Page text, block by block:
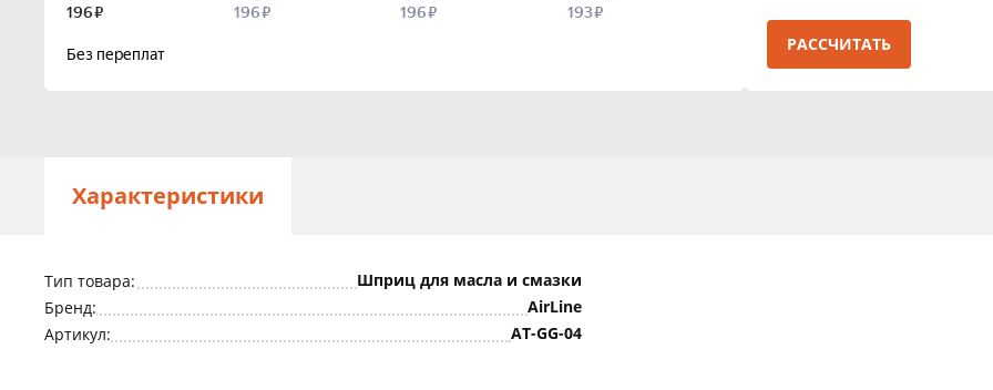
РАССЧИТАТЬ
Характеристики
Тип товара:
Шприц для масла и смазки
Бренд:
AirLine
Артикул:
AT-GG-04